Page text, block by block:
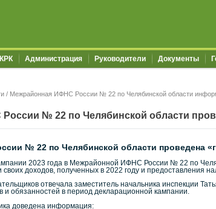
КРК Администрация Руководители Документы
/ Межрайонная ИФНС России № 22 по Челябинской области
№ 22 по Челябинской области
№ 22 по Челябинской области проведена
2023 года в Межрайонной ИФНС России № 22 по
доходов, полученных в 2022 году и предоставления
отвечала заместитель начальника инспекции
и обязанностей в период декларационной кампании.
доведена информация: